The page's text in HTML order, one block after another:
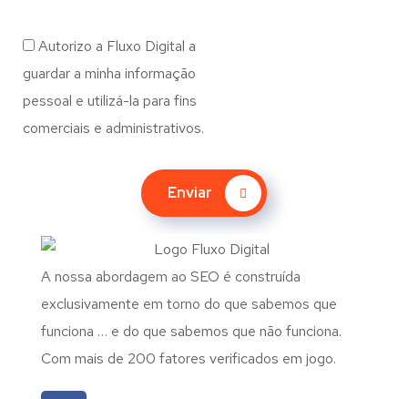
Autorizo a Fluxo Digital a
guardar a minha informação
pessoal e utilizá-la para fins
comerciais e administrativos.
Enviar
A nossa abordagem ao SEO é construída
exclusivamente em torno do que sabemos que
funciona … e do que sabemos que não funciona.
Com mais de 200 fatores verificados em jogo.